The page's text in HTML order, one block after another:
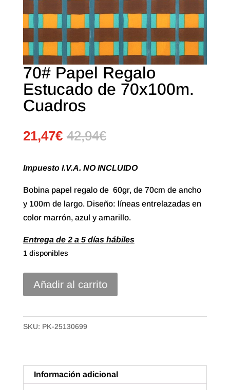
70# Papel Regalo
Estucado de 70x100m.
Cuadros
21,47€ 42,94€
Impuesto I.V.A. NO INCLUIDO
Bobina papel regalo de 60gr, de 70cm de ancho
y 100m de largo. Diseño: líneas entrelazadas en
color marrón, azul y amarillo.
Entrega de 2 a 5 días hábiles
1 disponibles
70#
cantidad
Añadir al carrito
SKU: PK-25130699
Información adicional